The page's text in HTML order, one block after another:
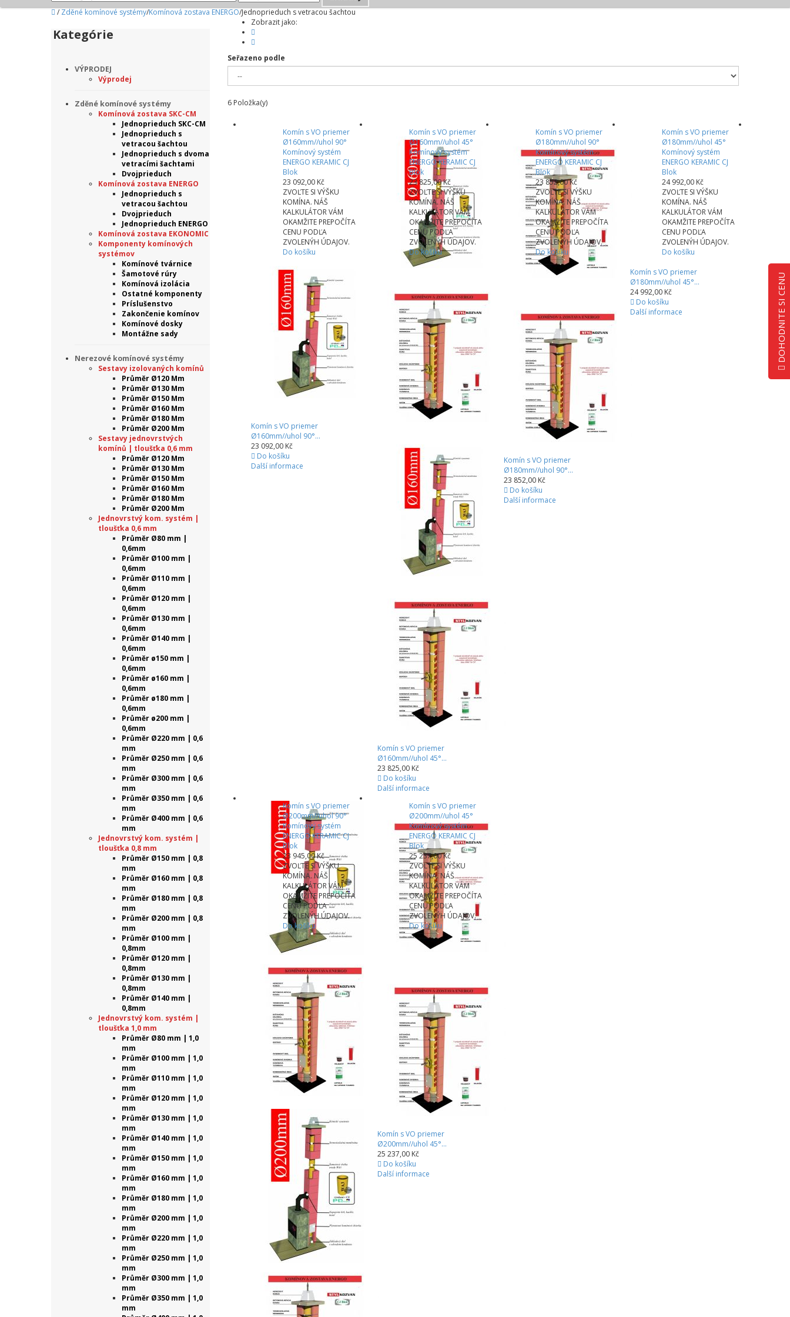
DOHODNITE SI CENU
/ Zděné komínové systémy/Komínová zostava ENERGO/Jednoprieduch s vetracou šachtou
Kategórie
VÝPRODEJ
Výprodej
Zděné komínové systémy
Komínová zostava SKC-CM
Jednoprieduch SKC-CM
Jednoprieduch s
vetracou šachtou
Jednoprieduch s dvoma
vetracími šachtami
Dvojprieduch
Komínová zostava ENERGO
Jednoprieduch s
vetracou šachtou
Dvojprieduch
Jednoprieduch ENERGO
Komínová zostava EKONOMIC
Komponenty komínových
systémov
Komínové tvárnice
Šamotové rúry
Komínová izolácia
Ostatné komponenty
Príslušenstvo
Zakončenie komínov
Komínové dosky
Montážne sady
Nerezové komínové systémy
Sestavy izolovaných komínů
Průměr Ø120 Mm
Průměr Ø130 Mm
Průměr Ø150 Mm
Průměr Ø160 Mm
Průměr Ø180 Mm
Průměr Ø200 Mm
Sestavy jednovrstvých
komínů | tloušťka 0,6 mm
Průměr Ø120 Mm
Průměr Ø130 Mm
Průměr Ø150 Mm
Průměr Ø160 Mm
Průměr Ø180 Mm
Průměr Ø200 Mm
Jednovrstvý kom. systém |
tloušťka 0,6 mm
Průměr Ø80 mm |
0,6mm
Průměr Ø100 mm |
0,6mm
Průměr Ø110 mm |
0,6mm
Průměr Ø120 mm |
0,6mm
Průměr Ø130 mm |
0,6mm
Průměr Ø140 mm |
0,6mm
Průměr ø150 mm |
0,6mm
Průměr ø160 mm |
0,6mm
Průměr ø180 mm |
0,6mm
Průměr ø200 mm |
0,6mm
Průměr Ø220 mm | 0,6
mm
Průměr Ø250 mm | 0,6
mm
Průměr Ø300 mm | 0,6
mm
Průměr Ø350 mm | 0,6
mm
Průměr Ø400 mm | 0,6
mm
Jednovrstvý kom. systém |
tloušťka 0,8 mm
Průměr Ø150 mm | 0,8
mm
Průměr Ø160 mm | 0,8
mm
Průměr Ø180 mm | 0,8
mm
Průměr Ø200 mm | 0,8
mm
Průměr Ø100 mm |
0,8mm
Průměr Ø120 mm |
0,8mm
Průměr Ø130 mm |
0,8mm
Průměr Ø140 mm |
0,8mm
Jednovrstvý kom. systém |
tloušťka 1,0 mm
Průměr Ø80 mm | 1,0
mm
Průměr Ø100 mm | 1,0
mm
Průměr Ø110 mm | 1,0
mm
Průměr Ø120 mm | 1,0
mm
Průměr Ø130 mm | 1,0
mm
Průměr Ø140 mm | 1,0
mm
Průměr Ø150 mm | 1,0
mm
Průměr Ø160 mm | 1,0
mm
Průměr Ø180 mm | 1,0
mm
Průměr Ø200 mm | 1,0
mm
Průměr Ø220 mm | 1,0
mm
Průměr Ø250 mm | 1,0
mm
Průměr Ø300 mm | 1,0
mm
Průměr Ø350 mm | 1,0
mm
Zobrazit jako:
Seřazeno podle
6 Položka(y)
Komín s VO priemer
Ø160mm//uhol 90°
Komínový systém
ENERGO KERAMIC CJ
Blok
23 092,00 Kč
ZVOĽTE SI VÝŠKU
KOMÍNA. NÁŠ
KALKULÁTOR VÁM
OKAMŽITE PREPOČÍTA
CENU PODĽA
ZVOLENÝH ÚDAJOV.
Do košíku
Komín s VO priemer
Ø160mm//uhol 90°...
23 092,00 Kč
Do košíku
Další informace
Komín s VO priemer
Ø160mm//uhol 45°
Komínový systém
ENERGO KERAMIC CJ
Blok
23 825,00 Kč
ZVOĽTE SI VÝŠKU
KOMÍNA. NÁŠ
KALKULÁTOR VÁM
OKAMŽITE PREPOČÍTA
CENU PODĽA
ZVOLENÝH ÚDAJOV.
Do košíku
Komín s VO priemer
Ø160mm//uhol 45°...
23 825,00 Kč
Do košíku
Další informace
Komín s VO priemer
Ø180mm//uhol 90°
Komínový systém
ENERGO KERAMIC CJ
Blok
23 852,00 Kč
ZVOĽTE SI VÝŠKU
KOMÍNA. NÁŠ
KALKULÁTOR VÁM
OKAMŽITE PREPOČÍTA
CENU PODĽA
ZVOLENÝH ÚDAJOV.
Do košíku
Komín s VO priemer
Ø180mm//uhol 90°...
23 852,00 Kč
Do košíku
Další informace
Komín s VO priemer
Ø180mm//uhol 45°
Komínový systém
ENERGO KERAMIC CJ
Blok
24 992,00 Kč
ZVOĽTE SI VÝŠKU
KOMÍNA. NÁŠ
KALKULÁTOR VÁM
OKAMŽITE PREPOČÍTA
CENU PODĽA
ZVOLENÝH ÚDAJOV.
Do košíku
Komín s VO priemer
Ø180mm//uhol 45°...
24 992,00 Kč
Do košíku
Další informace
Komín s VO priemer
Ø200mm//uhol 90°
Komínový systém
ENERGO KERAMIC CJ
Blok
23 945,00 Kč
ZVOĽTE SI VÝŠKU
KOMÍNA. NÁŠ
KALKULÁTOR VÁM
OKAMŽITE PREPOČÍTA
CENU PODĽA
ZVOLENÝH ÚDAJOV.
Do košíku
Komín s VO priemer
Ø200mm//uhol 45°
Komínový systém
ENERGO KERAMIC CJ
Blok
25 237,00 Kč
ZVOĽTE SI VÝŠKU
KOMÍNA. NÁŠ
KALKULÁTOR VÁM
OKAMŽITE PREPOČÍTA
CENU PODĽA
ZVOLENÝH ÚDAJOV.
Do košíku
Komín s VO priemer
Ø200mm//uhol 45°...
25 237,00 Kč
Do košíku
Další informace